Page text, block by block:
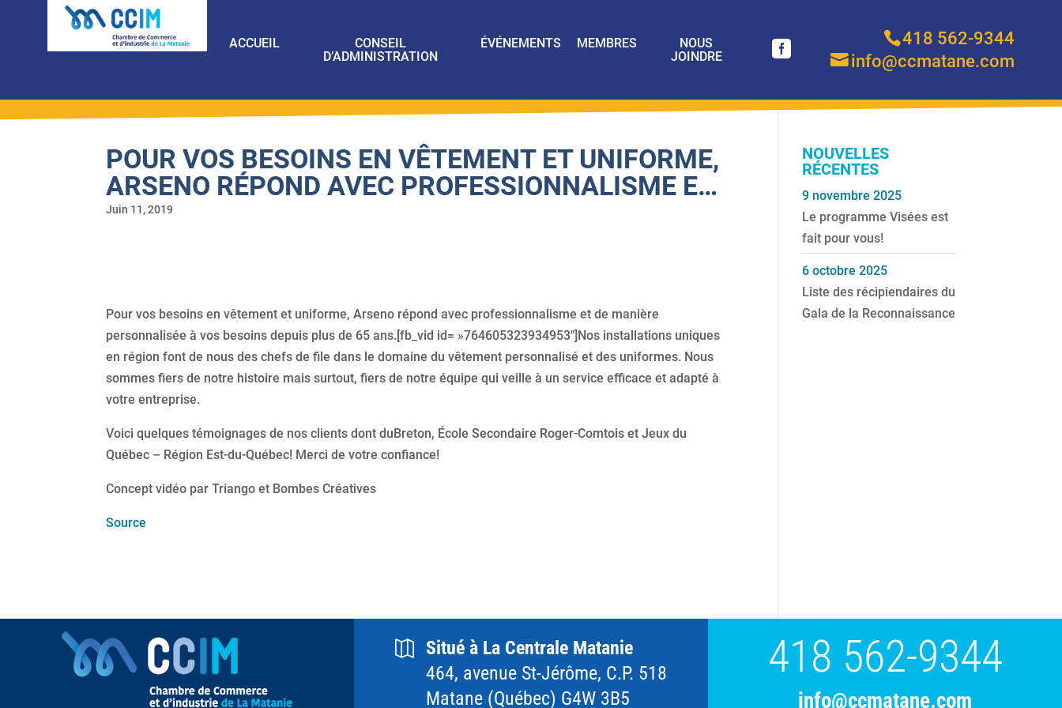
ACCUEIL
CONSEIL
D’ADMINISTRATION
ÉVÉNEMENTS MEMBRES
NOUS
JOINDRE
418 562-9344
info@ccmatane.com
POUR VOS BESOINS EN VÊTEMENT ET UNIFORME,
ARSENO RÉPOND AVEC PROFESSIONNALISME E…
Juin 11, 2019
Pour vos besoins en vêtement et uniforme, Arseno répond avec professionnalisme et de manière
personnalisée à vos besoins depuis plus de 65 ans.[fb_vid id= »764605323934953″]Nos installations uniques
en région font de nous des chefs de file dans le domaine du vêtement personnalisé et des uniformes. Nous
sommes fiers de notre histoire mais surtout, fiers de notre équipe qui veille à un service efficace et adapté à
votre entreprise.
Voici quelques témoignages de nos clients dont duBreton, École Secondaire Roger-Comtois et Jeux du
Québec – Région Est-du-Québec! Merci de votre confiance!
Concept vidéo par Triango et Bombes Créatives
Source
NOUVELLES
RÉCENTES
Le programme Visées est
fait pour vous!
9 novembre 2025
Liste des récipiendaires du
Gala de la Reconnaissance
6 octobre 2025
Situé à La Centrale Matanie
464, avenue St-Jérôme, C.P. 518
Matane (Québec) G4W 3B5
418 562-9344
info@ccmatane.com